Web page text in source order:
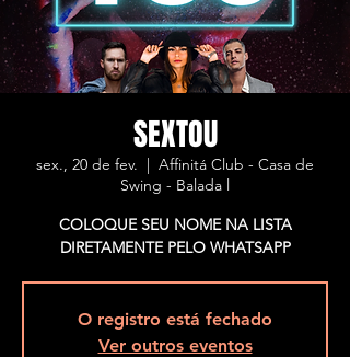
SEXTOU
sex., 20 de fev.
  |
Affinitá Club - Casa de
Swing - Balada l
COLOQUE SEU NOME NA LISTA
DIRETAMENTE PELO WHATSAPP
O registro está fechado
Ver outros eventos